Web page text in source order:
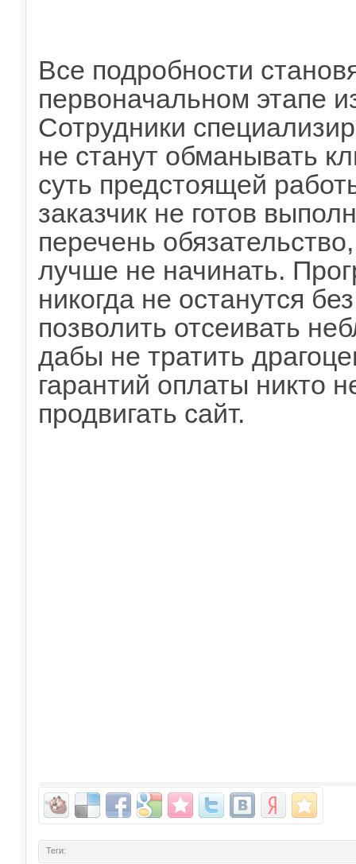
Все подробности
первоначальном этапе
Сотрудники
не станут обманывать
суть предстоящей
заказчик не готов
перечень
лучше не начинать.
никогда не останутся
позволить отсеивать
дабы не тратить
гарантий оплаты никто
продвигать сайт.
Теги: